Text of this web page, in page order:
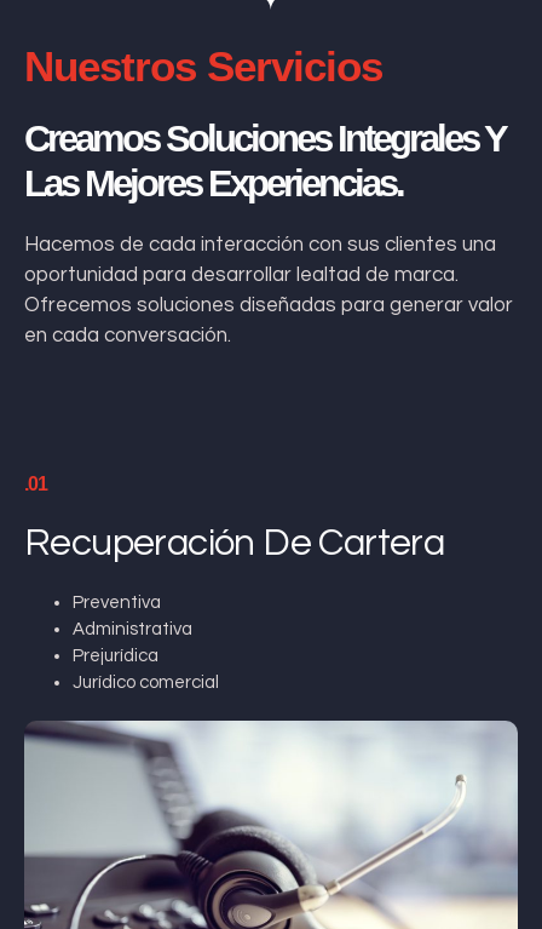
Nuestros Servicios
Creamos Soluciones Integrales Y
Las Mejores Experiencias.
Hacemos de cada interacción con sus clientes una
oportunidad para desarrollar lealtad de marca.
Ofrecemos soluciones diseñadas para generar valor
en cada conversación.
.01
Recuperación De Cartera
Preventiva
Administrativa
Prejurídica
Jurídico comercial